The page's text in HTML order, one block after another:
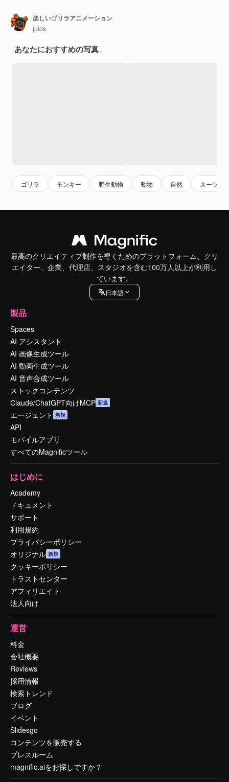
楽しいゴリラアニメーション
julos
あなたにおすすめの写真
ゴリラ モンキー 野生動物 動物 自然 スーツ
最高のクリエイティブ制作を導くためのプラットフォーム。クリ
エイター、企業、代理店、スタジオを含む100万人以上が利用し
ています。
日本語
製品
Spaces
AI アシスタント
AI 画像生成ツール
AI 動画生成ツール
AI 音声合成ツール
ストックコンテンツ
Claude/ChatGPT向けMCP 新規
エージェント 新規
API
モバイルアプリ
すべてのMagnificツール
はじめに
Academy
ドキュメント
サポート
利用規約
プライバシーポリシー
オリジナル 新規
クッキーポリシー
トラストセンター
アフィリエイト
法人向け
運営
料金
会社概要
Reviews
採用情報
検索トレンド
ブログ
イベント
Slidesgo
コンテンツを販売する
プレスルーム
magnific.aiをお探しですか？